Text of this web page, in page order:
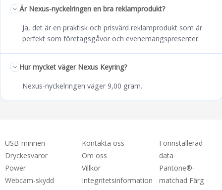
Är Nexus-nyckelringen en bra reklamprodukt?
Ja, det är en praktisk och prisvärd reklamprodukt som är
perfekt som företagsgåvor och evenemangspresenter.
Hur mycket väger Nexus Keyring?
Nexus-nyckelringen väger 9,00 gram.
USB-minnen
Dryckesvaror
Power
Webcam-skydd
Kontakta oss
Om oss
Villkor
Integritetsinformation
Förinstallerad
data
Pantone®-
matchad Färg